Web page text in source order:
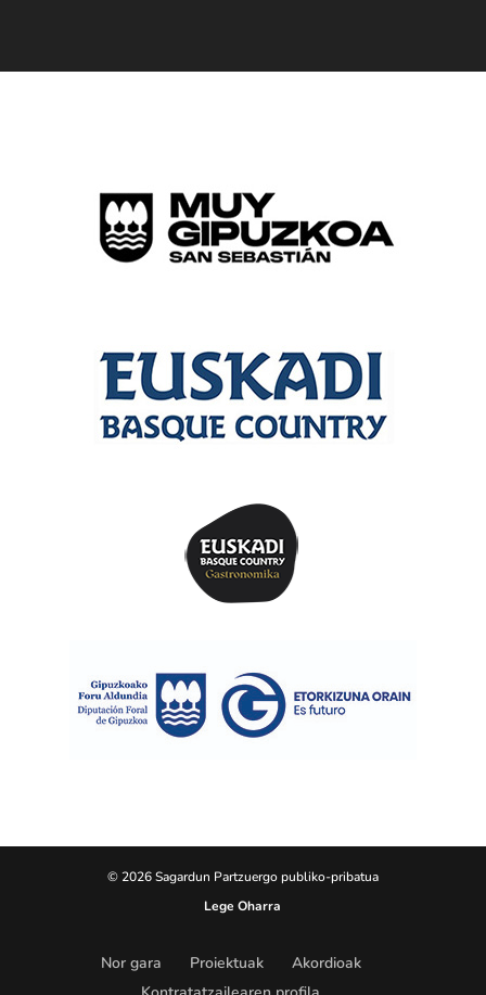
© 2026 Sagardun Partzuergo publiko-pribatua
Lege Oharra
Nor gara Proiektuak
Akordioak